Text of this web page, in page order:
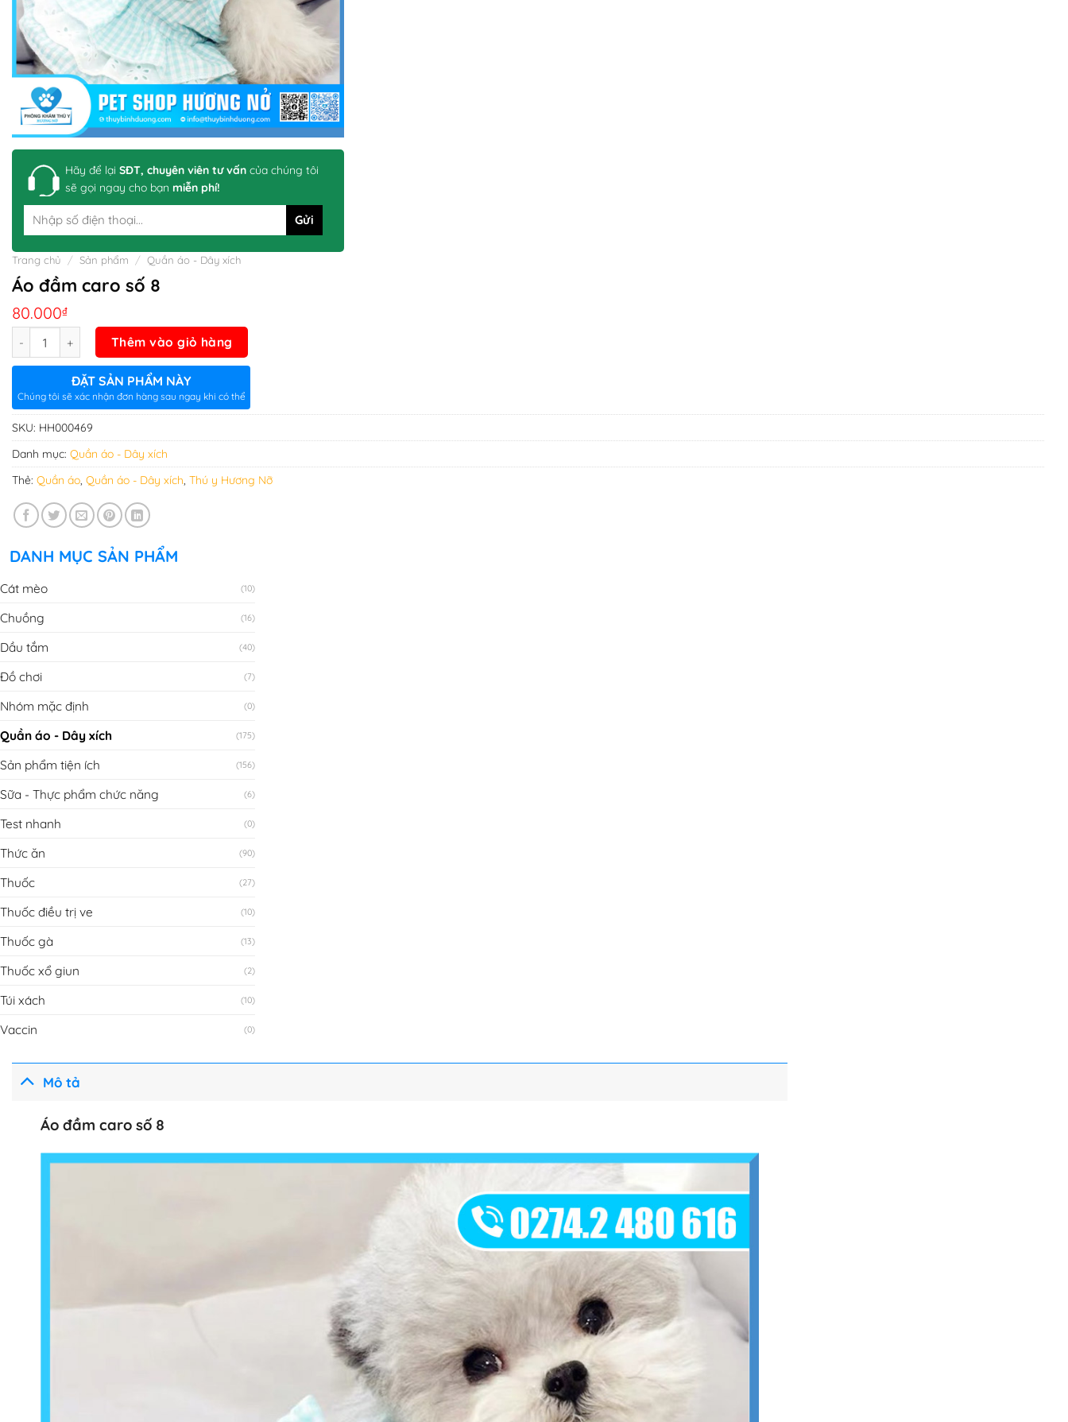
Hãy để lại SĐT, chuyên viên tư vấn của chúng tôi
sẽ gọi ngay cho bạn miễn phí!
Trang chủ / Sản phẩm / Quần áo - Dây xích
Áo đầm caro số 8
80.000₫
Thêm vào giỏ hàng
ĐẶT SẢN PHẨM NÀY
Chúng tôi sẽ xác nhận đơn hàng sau ngay khi có thể
SKU: HH000469
Danh mục: Quần áo - Dây xích
Thẻ: Quần áo, Quần áo - Dây xích, Thú y Hương Nỡ
DANH MỤC SẢN PHẨM
Cát mèo (10)
Chuồng (16)
Dầu tắm (40)
Đồ chơi (7)
Nhóm mặc định (0)
Quần áo - Dây xích (175)
Sản phẩm tiện ích (156)
Sữa - Thực phẩm chức năng (6)
Test nhanh (0)
Thức ăn (90)
Thuốc (27)
Thuốc điều trị ve (10)
Thuốc gà (13)
Thuốc xổ giun (2)
Túi xách (10)
Vaccin (0)
Mô tả
Áo đầm caro số 8